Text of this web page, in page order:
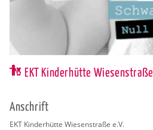
EKT Kinderhütte
An­schrift
EKT Kin­der­hüt­te Wie­sen­stra­ße e.V.